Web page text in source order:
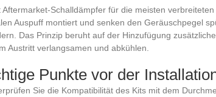
Aftermarket-Schalldämpfer für die meisten
Auspuff montiert und senken den Geräuschpegel
Das Prinzip beruht auf der Hinzufügung
Austritt verlangsamen und abkühlen.
Punkte vor der
Sie die Kompatibilität des Kits mit dem